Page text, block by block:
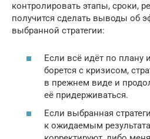
контролировать этапы, сроки,
получится сделать выводы об
выбранной стратегии:
Если всё идёт по плану
борется с кризисом,
в прежнем виде и
её придерживаться.
Если выбранная
к ожидаемым